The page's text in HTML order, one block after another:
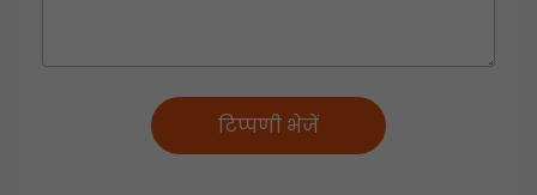
टिप्पणी भेजें